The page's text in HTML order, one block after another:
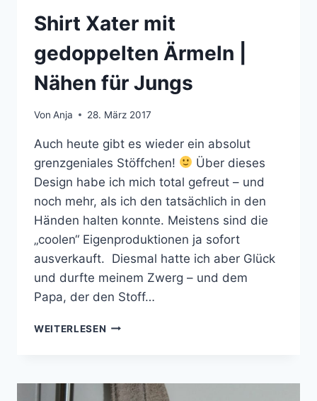
Shirt Xater mit
gedoppelten Ärmeln |
Nähen für Jungs
Von Anja 28. März 2017
Auch heute gibt es wieder ein absolut
grenzgeniales Stöffchen!
Über dieses
Design habe ich mich total gefreut – und
noch mehr, als ich den tatsächlich in den
Händen halten konnte. Meistens sind die
„coolen“ Eigenproduktionen ja sofort
ausverkauft. Diesmal hatte ich aber Glück
und durfte meinem Zwerg – und dem
Papa, der den Stoff…
WEITERLESEN SHIRT
ÄRMELN